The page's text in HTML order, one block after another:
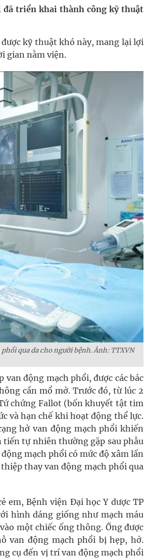
đã triển khai thành công kỹ thuật
kỹ thuật khó này, mang lại lợi
gian nằm viện.
qua da cho người bệnh. Ảnh: TTXVN
động mạch phổi, được các bác
cần mổ mở. Trước đó, từ lúc 2
chứng Fallot (bốn khuyết tật tim
và hạn chế khi hoạt động thể lực.
hở van động mạch phổi khiến
tự nhiên thường gặp sau phẫu
mạch phổi có mức độ xâm lấn
thay van động mạch phổi qua
em, Bệnh viện Đại học Y dược TP
hình dáng giống như mạch máu
một chiếc ống thông. Ống được
van động mạch phổi bị hẹp, hở.
cụ đến vị trí van động mạch phổi